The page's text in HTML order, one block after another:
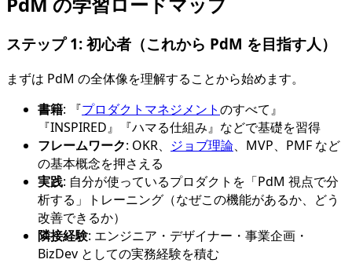
ステップ 1: 初心者（これから PdM を目指す人）
まずは PdM の全体像を理解することから始めます。
書籍: 『プロダクトマネジメントのすべて』
『INSPIRED』『ハマる仕組み』などで基礎を習得
フレームワーク: OKR、 ジョブ理論、MVP、PMF など
の基本概念を押さえる
実践: 自分が使っているプロダクトを「PdM 視点で分
析する」トレーニング（なぜこの機能があるか、どう
改善できるか）
隣接経験: エンジニア・デザイナー・事業企画・
BizDev としての実務経験を積む